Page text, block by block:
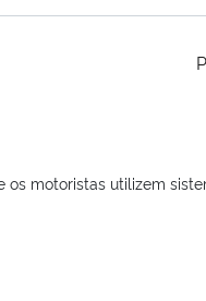
os motoristas utilizem